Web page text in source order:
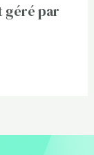
géré par